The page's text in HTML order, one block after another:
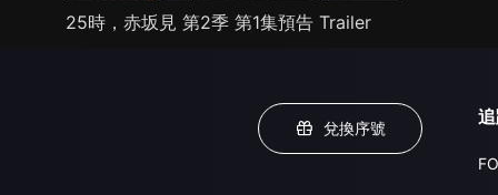
25時，赤坂見 第2季 第1集預告 Trailer
兌換序號